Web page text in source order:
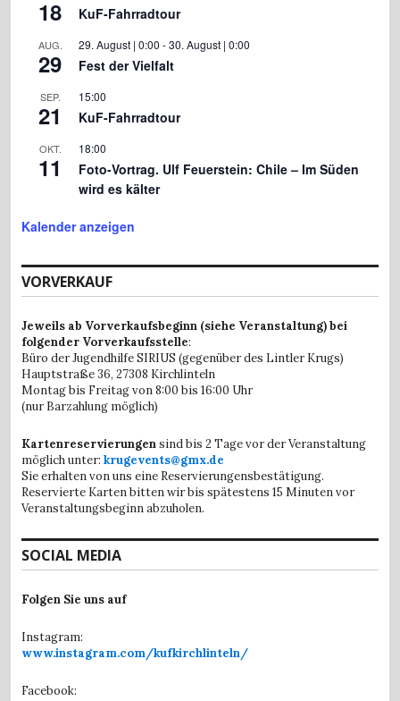
18 KuF-Fahrradtour
AUG.
29
29. August | 0:00 -30. August | 0:00
Fest der Vielfalt
SEP.
21
15:00
KuF-Fahrradtour
OKT.
11
18:00
Foto-Vortrag. Ulf Feuerstein: Chile – Im Süden
wird es kälter
Kalender anzeigen
VORVERKAUF
Jeweils ab Vorverkaufsbeginn (siehe Veranstaltung) bei
folgender Vorverkaufsstelle:
Büro der Jugendhilfe SIRIUS (gegenüber des Lintler Krugs)
Hauptstraße 36, 27308 Kirchlinteln
Montag bis Freitag von 8:00 bis 16:00 Uhr
(nur Barzahlung möglich)
Kartenreservierungensind bis 2 Tage vor der Veranstaltung
möglich unter: krugevents@gmx.de
Sie erhalten von uns eine Reservierungensbestätigung.
Reservierte Karten bitten wir bis spätestens 15 Minuten vor
Veranstaltungsbeginn abzuholen.
SOCIAL MEDIA
Folgen Sie uns auf
Instagram:
www.instagram.com/kufkirchlinteln/
Facebook: